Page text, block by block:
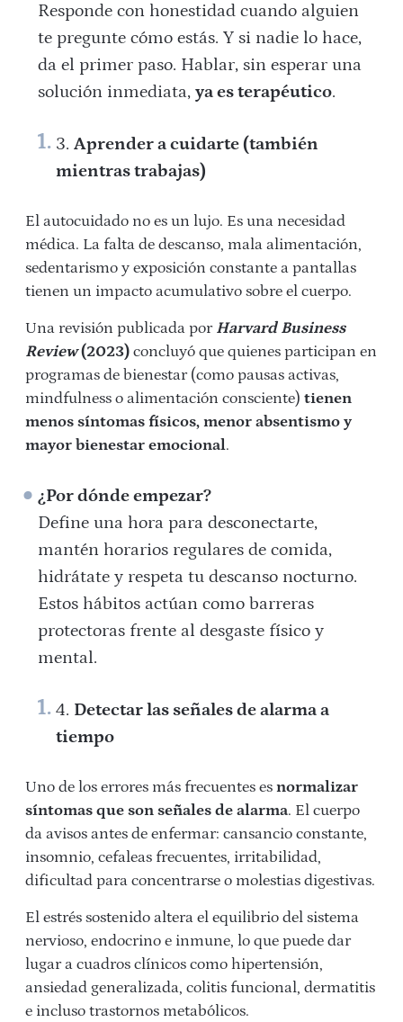
Responde con honestidad cuando alguien
te pregunte cómo estás. Y si nadie lo hace,
da el primer paso. Hablar, sin esperar una
solución inmediata,ya es terapéutico.
Aprender a cuidarte (también
mientras trabajas)
El autocuidado no es un lujo. Es una necesidad
médica. La falta de descanso, mala alimentación,
sedentarismo y exposición constante a pantallas
tienen un impacto acumulativo sobre el cuerpo.
Una revisión publicada por Harvard Business
Review(2023) concluyó que quienes participan en
programas de bienestar (como pausas activas,
mindfulness o alimentación consciente) tienen
menos síntomas físicos, menor absentismo y
mayor bienestar emocional.
¿Por dónde empezar?
Define una hora para desconectarte,
mantén horarios regulares de comida,
hidrátate y respeta tu descanso nocturno.
Estos hábitos actúan como barreras
protectoras frente al desgaste físico y
mental.
Detectar las señales de alarma a
tiempo
Uno de los errores más frecuentes es normalizar
síntomas que son señales de alarma. El cuerpo
da avisos antes de enfermar: cansancio constante,
insomnio, cefaleas frecuentes, irritabilidad,
dificultad para concentrarse o molestias digestivas.
El estrés sostenido altera el equilibrio del sistema
nervioso, endocrino e inmune, lo que puede dar
lugar a cuadros clínicos como hipertensión,
ansiedad generalizada, colitis funcional, dermatitis
e incluso trastornos metabólicos.